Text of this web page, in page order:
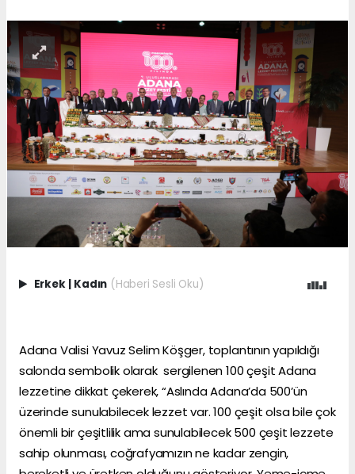
Erkek Kadın (Haberi Sesli Oku)
Adana Valisi Yavuz Selim Köşger, toplantının yapıldığı
salonda sembolik olarak sergilenen 100 çeşit Adana
lezzetine dikkat çekerek, “Aslında Adana’da 500’ün
üzerinde sunulabilecek lezzet var. 100 çeşit olsa bile çok
önemli bir çeşitlilik ama sunulabilecek 500 çeşit lezzete
sahip olunması, coğrafyamızın ne kadar zengin,